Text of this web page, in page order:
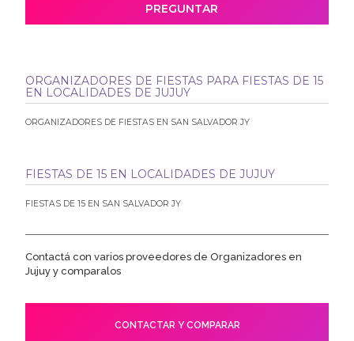
PREGUNTAR
ORGANIZADORES DE FIESTAS PARA FIESTAS DE 15
EN LOCALIDADES DE JUJUY
ORGANIZADORES DE FIESTAS EN SAN SALVADOR JY
FIESTAS DE 15 EN LOCALIDADES DE JUJUY
FIESTAS DE 15 EN SAN SALVADOR JY
Contactá con varios proveedores de Organizadores en
Jujuy y comparalos
CONTACTAR Y COMPARAR